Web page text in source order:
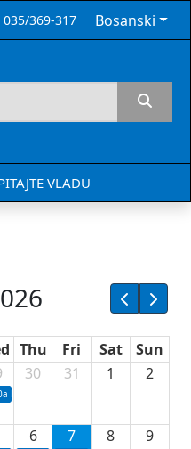
035/369-317 Bosanski
VLADU
Thu Fri Sat
Sun
Potpisivanje ugovora sa neprofitnim
30 31 1 2
6 7 8 9